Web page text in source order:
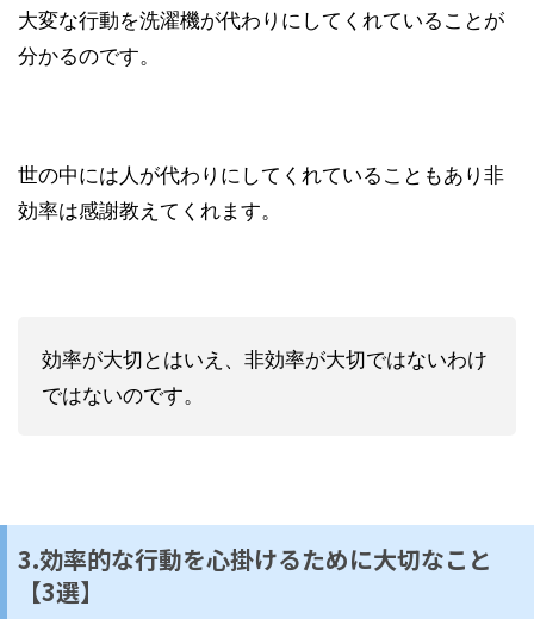
大変な行動を洗濯機が代わりにしてくれていることが
分かるのです。
世の中には人が代わりにしてくれていることもあり非
効率は感謝教えてくれます。
効率が大切とはいえ、非効率が大切ではないわけ
ではないのです。
3.効率的な行動を心掛けるために大切なこと
【3選】